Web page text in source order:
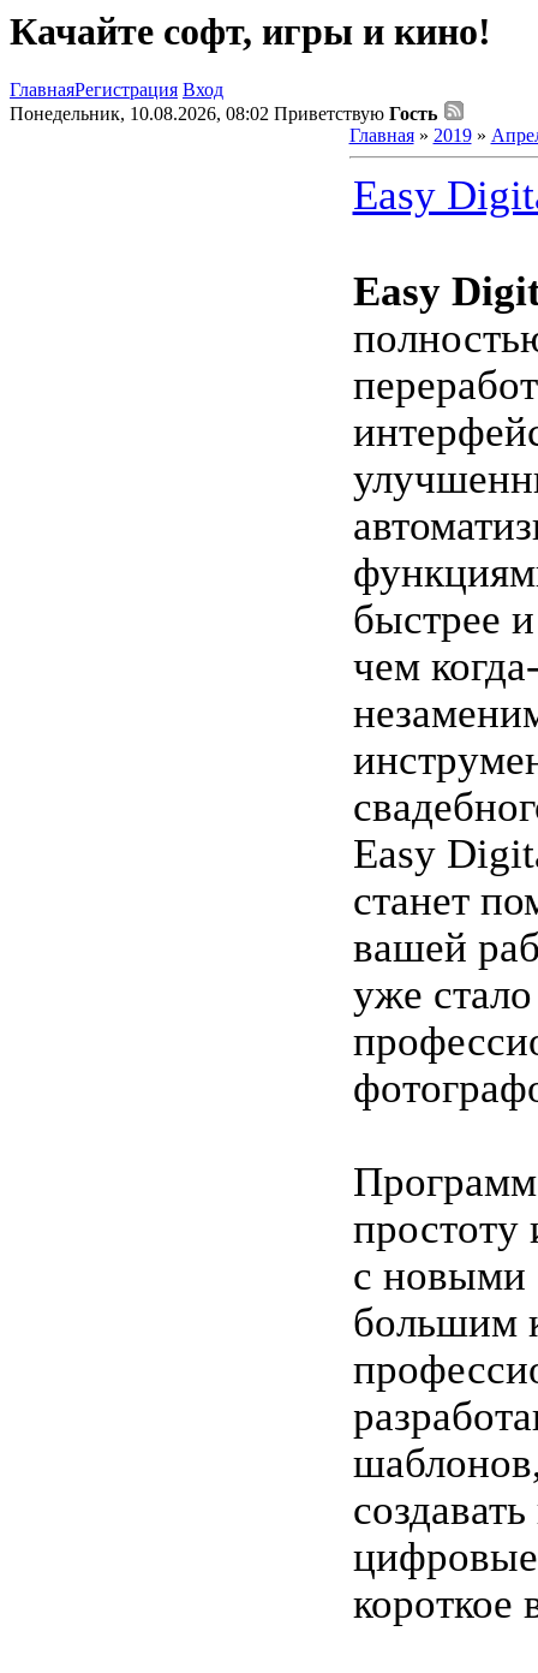
Качайте софт, игры и кино!
ГлавнаяРегистрация Вход
Понедельник, 10.08.2026, 08:02 Приветствую Гость
Главная» 2019 »
Easy
Easy
быстрее
чем
Easy
станет
вашей
уже
простоту
с новыми
большим
короткое